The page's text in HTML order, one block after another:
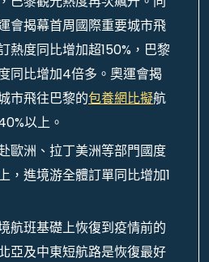
會揭幕首周國際重要城市飛
熱度同比增加超150%，巴黎
同比增加4倍多。奧運會揭
市飛往巴黎的包養網比擬航
以上。
歐洲、拉丁美洲等部門國度
，進境游全體訂單同比增加1
航班基礎上恢復到疫情前的
亞及中東短航路是恢復最好